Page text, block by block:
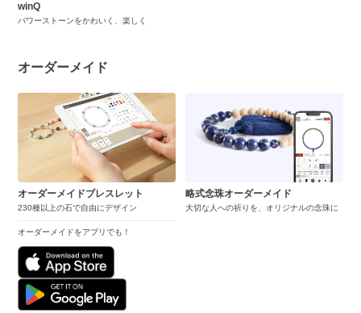
winQ
パワーストーンをかわいく、楽しく
オーダーメイド
オーダーメイドブレスレット
230種以上の石で自由にデザイン
オーダーメイドをアプリでも！
略式念珠オーダーメイド
大切な人への祈りを、オリジナルの念珠に